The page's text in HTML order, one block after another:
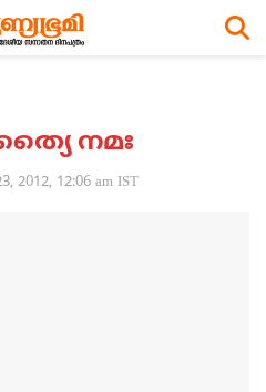
നമഃ
2012, 12:06 am IST